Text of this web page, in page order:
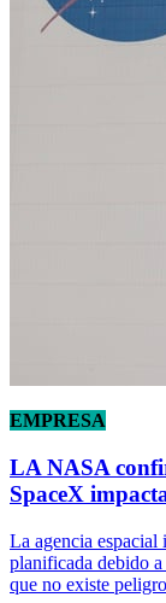
EMPRESA
LA NASA
SpaceX
La agencia
planificada debido
que no existe